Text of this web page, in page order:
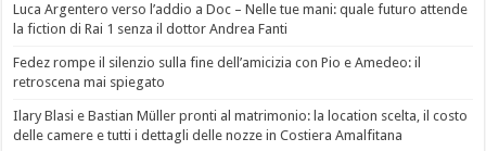
Luca Argentero verso l’addio a Doc – Nelle tue mani: quale futuro attende
la fiction di Rai 1 senza il dottor Andrea Fanti
Fedez rompe il silenzio sulla fine dell’amicizia con Pio e Amedeo: il
retroscena mai spiegato
Ilary Blasi e Bastian Müller pronti al matrimonio: la location scelta, il costo
delle camere e tutti i dettagli delle nozze in Costiera Amalfitana